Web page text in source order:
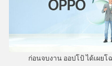
ก่อนจบงาน ออปโป้ ได้เผยโ